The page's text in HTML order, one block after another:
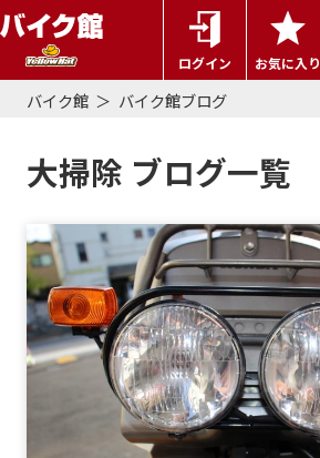
ログイン お気に入り
バイク館 バイク館ブログ
大掃除 ブログ一覧